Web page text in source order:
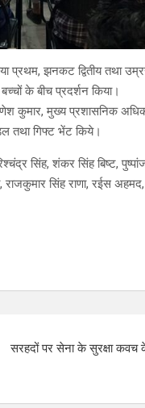
प्रथम, झनकट द्वितीय तथा
के बीच प्रदर्शन किया।
कुमार, मुख्य प्रशासनिक
तथा गिफ्ट भेंट किये।
सिंह, शंकर सिंह बिष्ट,
राजकुमार सिंह राणा, रईस
सरहदों पर सेना के सुरक्षा कवच